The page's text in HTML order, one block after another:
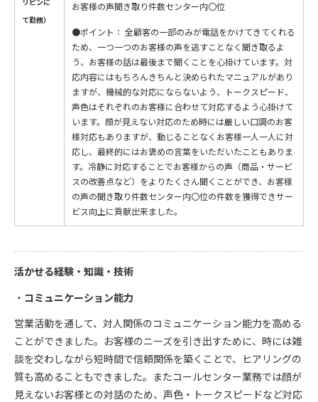
て勤務）
お客様の声聞き取り件数センター内〇位
●ポイント： 全顧客の一部のみが電話をかけてきてくれる
ため、一つ一つのお客様の声を逃すことなく聞き取るよ
う、お客様の話は最後まで聞くことを心掛けています。対
応内容にはもちろんきちんと決められたマニュアルがあり
ますが、機械的な対応にならないよう、トークスピード、
声色はそれぞれのお客様に合わせて対応するよう心掛けて
います。顔が見えない対応のため時には厳しい口調のお客
様対応もありますが、動じることなくお客様一人一人に対
応し、最終的にはお褒めの言葉をいただいたこともありま
す。冷静に対応することでお客様からの声（商品・サービ
スの改善点など）をよりたくさん聞くことができ、お客様
の声の聞き取り件数センター内〇位の件数を獲得できサー
ビス向上に貢献出来ました。
活かせる経験・知識・技術
コミュニケーション能力
営業活動を通して、対人関係のコミュニケーション能力を高める
ことができました。お客様のニーズを引き出すために、時には雑
談を交わしながら短時間で信頼関係を築くことで、ヒアリングの
質も高めることもできました。またコールセンター業務では顔が
見えないお客様との対話のため、声色・トークスピードなど対応